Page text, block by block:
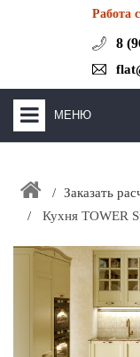
Работа
8
МЕНЮ
ЗАКАЗАТЬ РАСЧЕТ
КАТАЛОГ МЕБЕЛИ
САНТЕХНИКА
ДОСТАВКА И ВОЗВРАТ
Заказать
Кухня TOWER